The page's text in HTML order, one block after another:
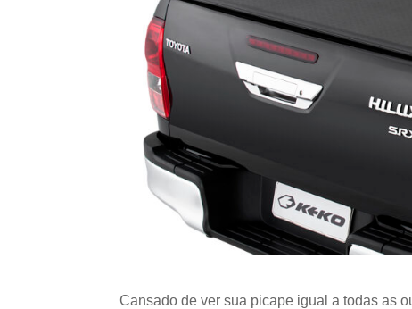
Cansado de ver sua picape igual a todas as